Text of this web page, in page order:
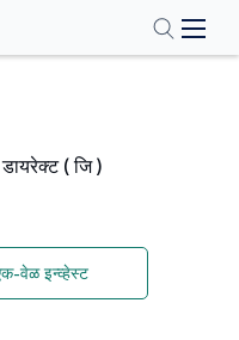
( जि )
वेळ इन्व्हेस्ट